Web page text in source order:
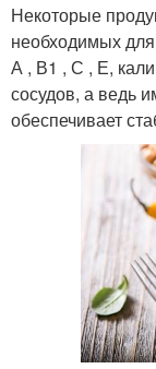
Некоторые
необходимых
А , В1 , С , Е,
сосудов, а ведь
обеспечивает